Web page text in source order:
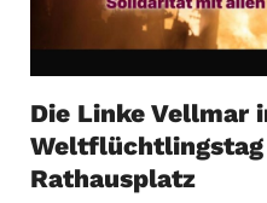
Die Linke Vellmar
Weltflüchtlingstag
Rathausplatz